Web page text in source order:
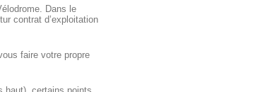
Dans le
contrat d’exploitation
faire votre propre